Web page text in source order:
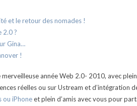
et le retour des nomades !
2.0 ?
Gina…
!
année Web 2.0- 2010, avec
réelles ou sur Ustream et d’intégration
ou iPhoneet plein d’amis avec vous pour